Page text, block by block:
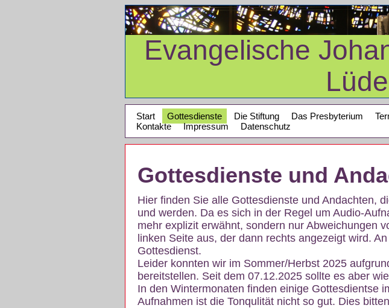
Evangelische
Start Gottesdienste Die Stiftung Das Presbyterium
Kontakte
Impressum Datenschutz
Gottesdienste und
Hier finden Sie alle Gottesdienste und Andachten,
und werden. Da es sich in der Regel um Audio-
mehr explizit erwähnt, sondern nur Abweichungen
linken Seite aus, der dann rechts angezeigt wird.
Gottesdienst.
Leider konnten wir im Sommer/Herbst 2025
bereitstellen. Seit dem 07.12.2025 sollte es aber
In den Wintermonaten finden einige Gottesdientse
Aufnahmen ist die Tonqulität nicht so gut. Dies